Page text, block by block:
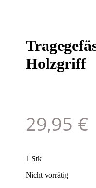
Holzgriff
29,95 €
1 Stk
Nicht vorrätig